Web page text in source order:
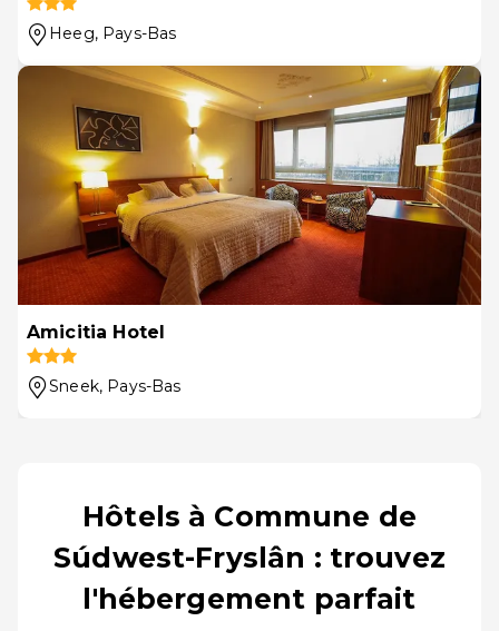
Heeg, Pays-Bas
Amicitia Hotel
Sneek, Pays-Bas
Hôtels à Commune de
Súdwest-Fryslân : trouvez
l'hébergement parfait